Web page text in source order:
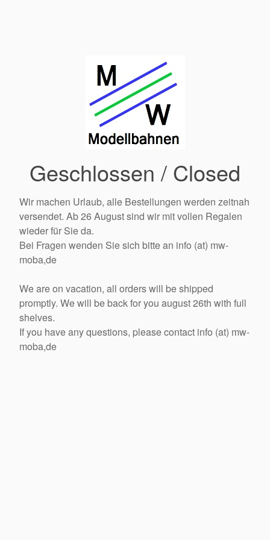
Geschlossen / Closed
Wir machen Urlaub, alle Bestellungen werden zeitnah
versendet. Ab 26 August sind wir mit vollen Regalen
wieder für Sie da.
Bei Fragen wenden Sie sich bitte an info (at) mw-
moba,de
We are on vacation, all orders will be shipped
promptly. We will be back for you august 26th with full
shelves.
If you have any questions, please contact info (at) mw-
moba,de